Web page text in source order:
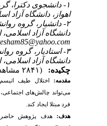
۱- دانشجوی دکترا،
اهواز، دانشگاه آزاد
۲- دانشیار، گروه
دانشگاه آزاد اسلامی،
۳- استادیار، گروه
دانشگاه آزاد اسلامی،
چکیده:
مقدمه:
اختلال طیف اتیسم،
می‌تواند چالش‌های اجتماعی،
فرد مبتلا ایجاد کند.
هدف:
هدف پژوهش حاضر